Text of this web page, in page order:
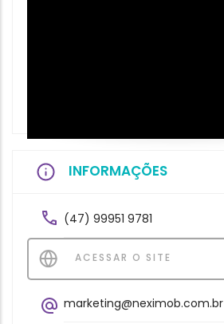
INFORMAÇÕES
(47) 99951 9781
ACESSAR O SITE
marketing@neximob.com.br